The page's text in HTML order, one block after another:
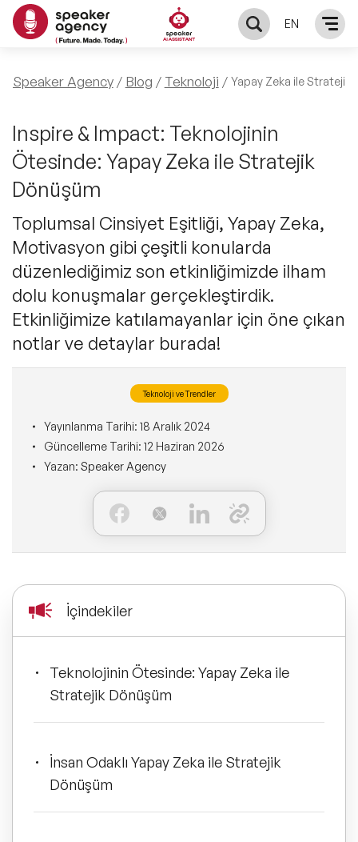
EN
KONUŞMACILAR
Yerel Konuşmacılar
Global Konuşmacılar
Tüm Konuşmacılar
KONULAR
Öne Çıkan Konular
Exclusive Konuşmacılarımız
Ünlü Konuşmacılar
İlham Veren Konuşmacılar
İlham Veren Kadın Konuşmacılar
Kişisel Dönüşüm Konuşmacıları
Sürdürülebilirlik Konuşmacıları
Dijital Dönüşüm Konuşmacıları
Mindfulness Konuşmacıları
Mizah Konuşmacıları
Cinsiyet Eşitliği, Çeşitlilik
ve Kapsayıcılık Konuşmacıları
Tüm Konular
ÇÖZÜMLER
Keynote & Konuşma
Master Class Workshop
Akış Sunumu & Moderasyon
Deneyim Odaklı Çözümler
Konuşmacı Özel Çözümleri
Tüm Çözümler
INFLUENCER
HAKKIMIZDA
Biz Kimiz?
Ne Sunarız?
Kim İçin Yaparız?
Kimlerle Yaparız?
Referanslarımız
Sıkça Sorulan Sorular
BLOG
Speaker Agency Blog Teknoloji Yapay Zeka ile Stratejik
Inspire & Impact: Teknolojinin
Ötesinde: Yapay Zeka ile Stratejik
Dönüşüm
Toplumsal Cinsiyet Eşitliği, Yapay Zeka,
Motivasyon gibi çeşitli konularda
düzenlediğimiz son etkinliğimizde ilham
dolu konuşmalar gerçekleştirdik.
Etkinliğimize katılamayanlar için öne çıkan
notlar ve detaylar burada!
Teknoloji ve Trendler
Yayınlanma Tarihi: 18 Aralık 2024
Güncelleme Tarihi: 12 Haziran 2026
Yazan: Speaker Agency
İçindekiler
Teknolojinin Ötesinde: Yapay Zeka ile
Stratejik Dönüşüm
İnsan Odaklı Yapay Zeka ile Stratejik
Dönüşüm